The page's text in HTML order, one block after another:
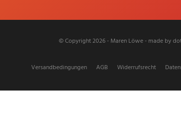
© Copyright 2026 - Maren Löwe - made by
Versandbedingungen AGB Widerrufsrecht